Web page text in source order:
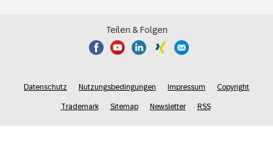
Teilen & Folgen
Datenschutz Nutzungsbedingungen Impressum Copyright
Trademark Sitemap Newsletter RSS